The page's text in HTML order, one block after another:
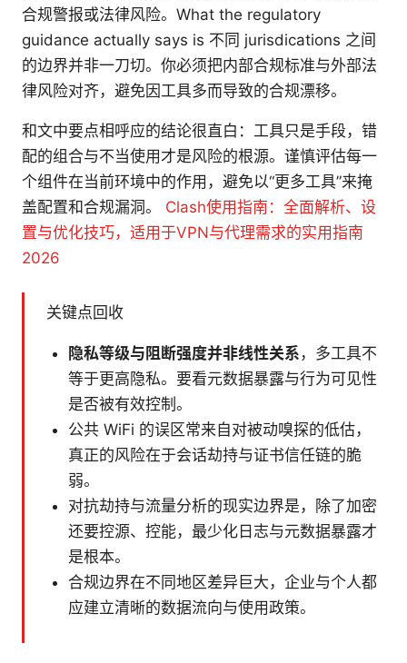
合规警报或法律风险。What the regulatory
guidance actually says is 不同 jurisdications 之间
的边界并非一刀切。你必须把内部合规标准与外部法
律风险对齐，避免因工具多而导致的合规漂移。
和文中要点相呼应的结论很直白：工具只是手段，错
配的组合与不当使用才是风险的根源。谨慎评估每一
个组件在当前环境中的作用，避免以“更多工具”来掩
盖配置和合规漏洞。 Clash使用指南：全面解析、设
置与优化技巧，适用于VPN与代理需求的实用指南
2026
关键点回收
隐私等级与阻断强度并非线性关系 ，多工具不
等于更高隐私。要看元数据暴露与行为可见性
是否被有效控制。
公共 WiFi 的误区常来自对被动嗅探的低估，
真正的风险在于会话劫持与证书信任链的脆
弱。
对抗劫持与流量分析的现实边界是，除了加密
还要控源、控能，最少化日志与元数据暴露才
是根本。
合规边界在不同地区差异巨大，企业与个人都
应建立清晰的数据流向与使用政策。